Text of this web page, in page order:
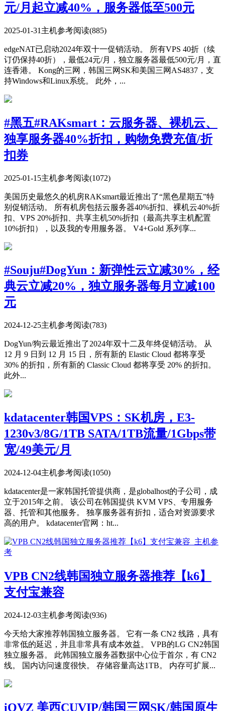
元/月起立减40%，服务器低至500元
2025-01-31 主机参考阅读(885)
edgeNAT已启动2024年双十一促销活动。 所有VPS 40折（续
订仍保持40折），最低24元/月，独立服务器最低500元/月，直
连香港。 Kong的三网，韩国三网SK和美国三网AS4837，支
持Windows和Linux系统。 此外，...
#黑五#RAKsmart：云服务器、裸机云、
独享服务器40%折扣，购物免费充值/折
扣券
2025-01-15主机参考阅读(1072)
美国历史最悠久的机房RAKsmart最近推出了“黑色星期五”特
别促销活动。 所有机房包括云服务器40%折扣、裸机云40%折
扣、VPS 20%折扣、共享主机50%折扣（最高共享主机配置
10%折扣），以及我的专用服务器。 V4+Gold 系列享...
#Souju#DogYun：新弹性云立减30%，经
典云立减20%，独立服务器每月立减100
元
2024-12-25主机参考阅读(783)
DogYun/狗云最近推出了2024年双十二及年终促销活动。 从
12 月 9 日到 12 月 15 日，所有新的 Elastic Cloud 都将享受
30% 的折扣，所有新的 Classic Cloud 都将享受 20% 的折扣。
此外...
kdatacenter韩国VPS：SK机房，E3-
1230v3/8G/1TB SATA/1TB流量/1Gbps带
宽/49美元/月
2024-12-04主机参考阅读(1050)
kdatacenter是一家韩国托管提供商，是globalhost的子公司，成
立于2015年之前。 该公司在韩国提供 KVM VPS、专用服务
器、托管和其他服务。 独享服务器有折扣，适合对资源要求
高的用户。 kdatacenter官网：ht...
VPB CN2线韩国独立服务器推荐【k6】
支付宝兼容
2024-12-03主机参考阅读(936)
今天给大家推荐韩国独立服务器。 它有一条 CN2 线路，具有
非常低的延迟，并且非常具有成本效益。 VPB的LG CN2韩国
独立服务器。 此韩国独立服务器数据中心位于首尔，有 CN2
线。 国内访问速度很快。 存储容量高达1TB。 内存可扩展...
iOVZ 美西CUVIP/韩国三网SK/韩国原生